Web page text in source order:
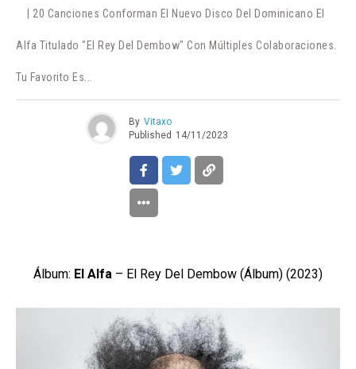
| 20 Canciones Conforman El Nuevo Disco Del Dominicano El
Alfa Titulado "El Rey Del Dembow" Con Múltiples Colaboraciones.
Tu Favorito Es...
By Vitaxo
Published 14/11/2023
Álbum: El Alfa – El Rey Del Dembow (Álbum) (2023)